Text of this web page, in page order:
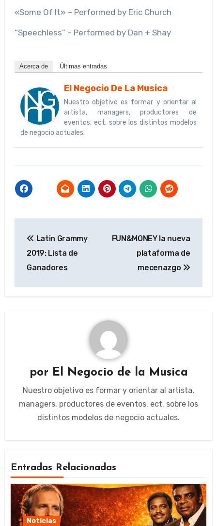
«Some Of It» – Performed by Eric Church
“Speechless” – Performed by Dan + Shay
Acerca de Últimas entradas
El Negocio De La Musica
Nuestro objetivo es formar y orientar al
artista, managers, productores de
eventos, ect. sobre los distintos modelos
de negocio actuales.
de
entradas
Latin Grammy
2019: Lista de
Ganadores
FUN&MONEY la nueva
plataforma de
mecenazgo
por El Negocio de la Musica
Nuestro objetivo es formar y orientar al artista,
managers, productores de eventos, ect. sobre los
distintos modelos de negocio actuales.
Entradas Relacionadas
Noticias